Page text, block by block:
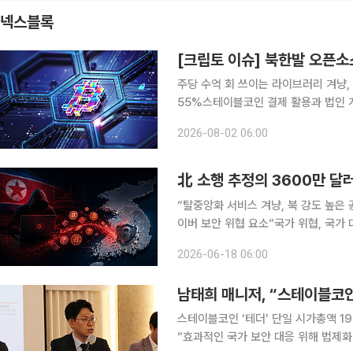
넥스블록
주당 수억 회 쓰이는 라이브러리 겨냥
55%스테이블코인 결제 활용과 법인
토 산업에서 보안 문제가 다시 핵심
2026-08-02 06:00
北 소행 추정의 3600만 달러
“탈중앙화 서비스 겨냥, 북 강도 높은
이버 보안 위협 요소“국가 위협, 국가 대응 필
국이라는 점에서 국가 정보와 디지털
2026-06-18 06:00
남태희 매니저, “스테이블코
스테이블코인 ‘테더’ 단일 시가총액
“효과적인 국가 보안 대응 위해 법제화 통한 규제 방안